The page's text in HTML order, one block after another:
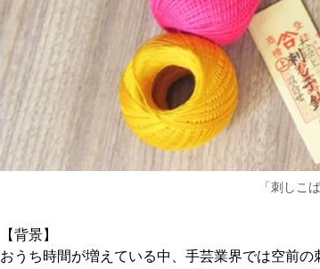
「刺しこ
【背景】
おうち時間が増えている中、手芸業界では空前の